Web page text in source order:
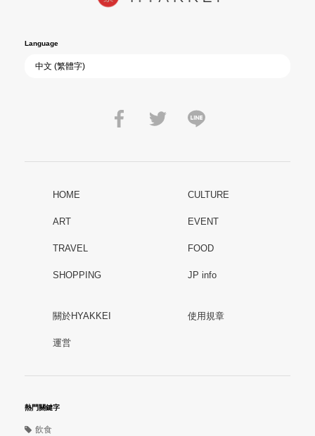
Language
HOME CULTURE
ART EVENT
TRAVEL FOOD
SHOPPING JP info
關於HYAKKEI 使用規章
運営
熱門關鍵字
飲食